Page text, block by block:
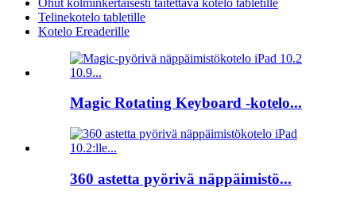
Telinekotelo tabletille
Kotelo Ereaderille
Magic Rotating Keyboard -kotelo...
360 astetta pyörivä näppäimistö...